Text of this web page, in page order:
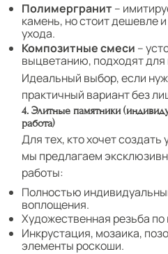
Полимергранит –
камень, но стоит дешевле
ухода.
Композитные смеси –
выцветанию, подходят
Идеальный выбор, если
практичный вариант без
4. Элитные памятники
работа)
Для тех, кто хочет
мы предлагаем
работы:
Полностью
воплощения.
Художественная резьба
Инкрустация, мозаика,
элементы роскоши.